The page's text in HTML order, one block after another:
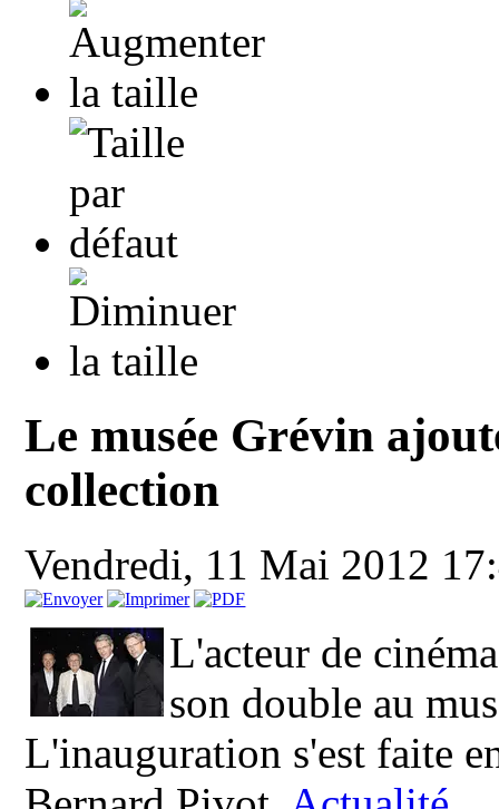
Le musée Grévin
collection
Vendredi, 11 Mai 2012
L'acteur de
son double au
L'inauguration s'est faite